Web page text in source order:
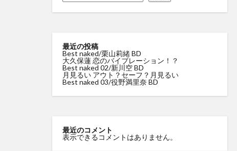
最近の投稿
Best naked/栗山莉緒 BD
大久保蓮 恋のバイブレーション！？
Best naked 02/新川空 BD
月見るい アウト？セーフ？月見るい
Best naked 03/役野満里奈 BD
最近のコメント
表示できるコメントはありません。
河内菜々星 やっぱ
来生かほ じゅーし
星乃